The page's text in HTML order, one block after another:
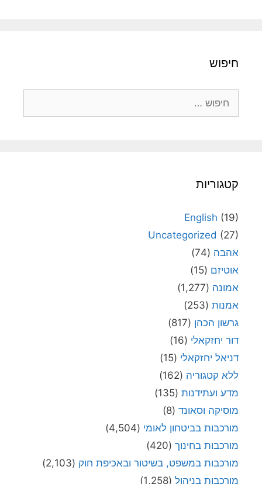
חיפוש
קטגוריות
English (19)
Uncategorized (27)
אהבה (74)
אוטיזם (15)
אמונה (1,277)
אמנות (253)
גרשון הכהן (817)
דור יחזקאלי (16)
דניאל יחזקאלי (15)
ללא קטגוריה (162)
מדע ועתידנות (135)
מוסיקה וסאונד (8)
מורכבות בביטחון לאומי (4,504)
מורכבות בחינוך (420)
מורכבות במשפט, בשיטור ובאכיפת חוק (2,103)
מורכבות בניהול (1,258)